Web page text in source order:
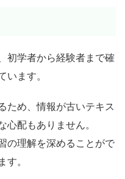
初学者から経験者まで確
ます。
ため、情報が古いテキス
心配もありません。
の理解を深めることがで
。